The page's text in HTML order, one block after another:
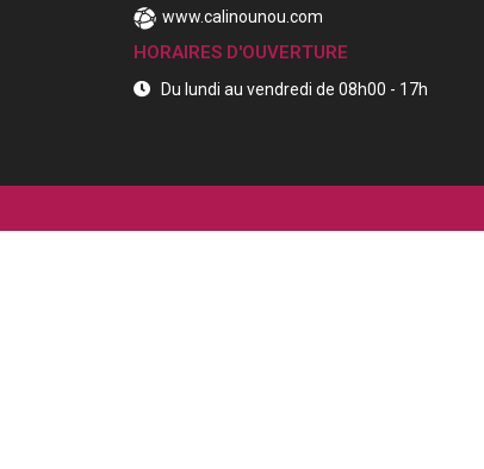
www.calinounou.com
HORAIRES D'OUVERTURE
Du lundi au vendredi de 08h00 - 17h